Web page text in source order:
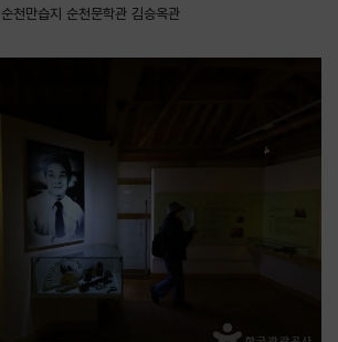
순천만습지 순천문학관 김승옥관